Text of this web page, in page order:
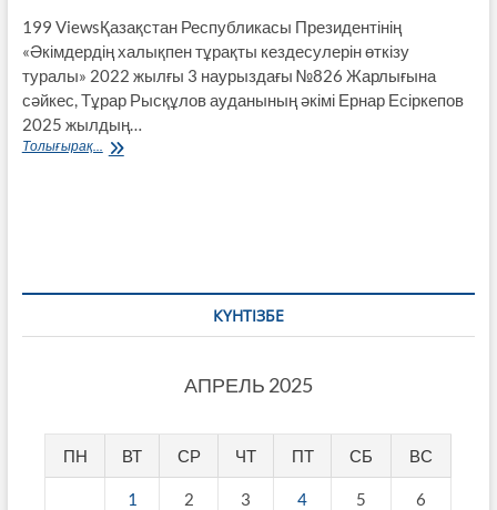
199 ViewsҚазақстан Республикасы Президентінің
«Әкімдердің халықпен тұрақты кездесулерін өткізу
туралы» 2022 жылғы 3 наурыздағы №826 Жарлығына
сәйкес, Тұрар Рысқұлов ауданының әкімі Ернар Есіркепов
2025 жылдың…
Толығырақ...
Округ
КҮНТІЗБЕ
АПРЕЛЬ 2025
ПН ВТ СР ЧТ ПТ СБ ВС
1 2 3 4 5 6